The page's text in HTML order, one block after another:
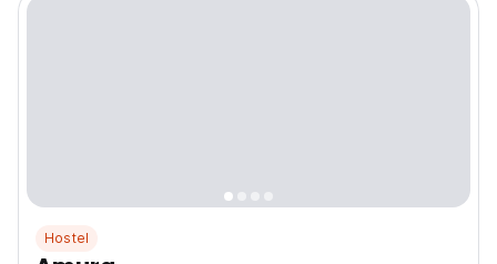
Hostel